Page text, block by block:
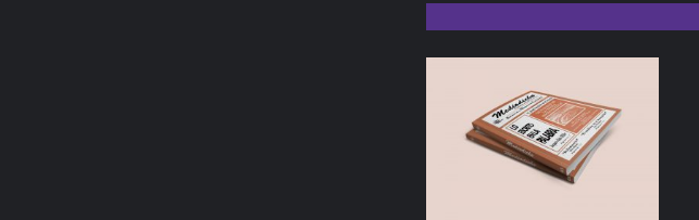
DETALLES